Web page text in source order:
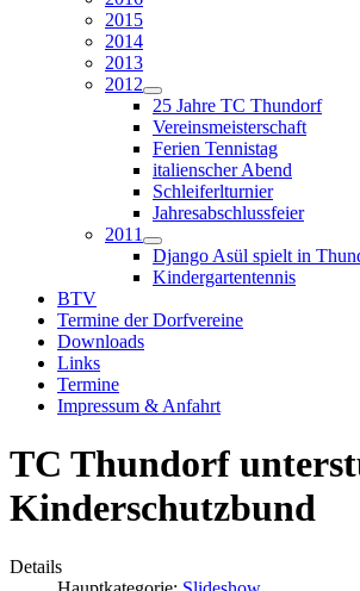
2015
2014
2013
2012
25 Jahre TC Thundorf
Vereinsmeisterschaft
Ferien Tennistag
italienscher Abend
Schleiferlturnier
Jahresabschlussfeier
2011
Django Asül spielt in
Kindergartentennis
BTV
Termine der Dorfvereine
Downloads
Links
Termine
Impressum & Anfahrt
TC Thundorf
Kinderschutzbund
Details